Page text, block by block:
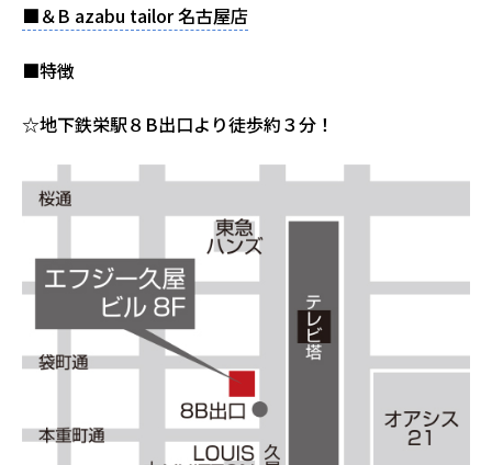
■＆B azabu tailor 名古屋店
■特徴
☆地下鉄栄駅８B出口より徒歩約３分！